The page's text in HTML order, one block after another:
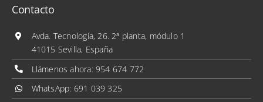
Mis pedidos
Mis direcciones
Mis datos personales
Contacto
Avda. Tecnología, 26. 2ª planta, módulo 1
41015 Sevilla, España
Llámenos ahora: 954 674 772
WhatsApp: 691 039 325